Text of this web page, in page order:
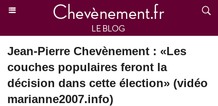
Jean-Pierre Chevènement : «Les
couches populaires feront la
décision dans cette élection» (vidéo
marianne2007.info)